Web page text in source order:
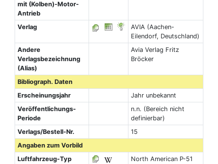
mit (Kolben)-Motor-
Antrieb
Verlag
AVIA (Aachen-
Eilendorf, Deutschland)
Andere
Verlagsbezeichnung
(Alias)
Avia Verlag Fritz
Bröcker
Bibliograph. Daten
Erscheinungsjahr
Jahr unbekannt
Veröffentlichungs-
Periode
n.n. (Bereich nicht
definierbar)
Verlags/Bestell-Nr.
15
Angaben zum Vorbild
Luftfahrzeug-Typ
North American P-51